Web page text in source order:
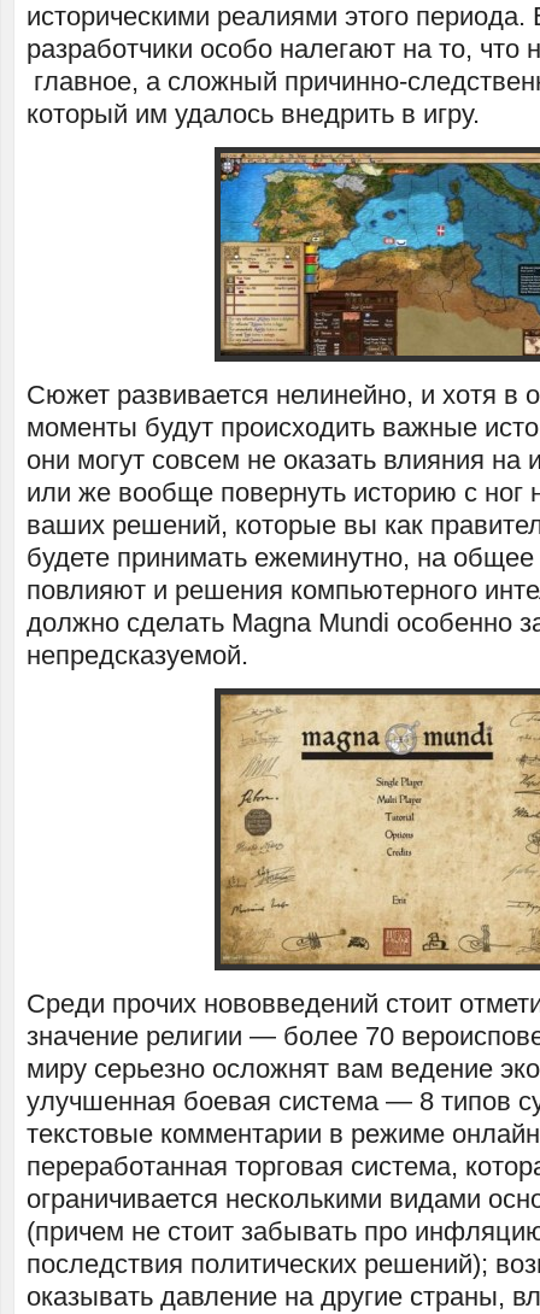
историческими реалиями этого периода.
разработчики особо налегают на то, что
главное, а сложный причинно-
который им удалось внедрить в игру.
Сюжет развивается нелинейно, и хотя в
моменты будут происходить важные
они могут совсем не оказать влияния на
или же вообще повернуть историю с ног
ваших решений, которые вы как
будете принимать ежеминутно, на
повлияют и решения компьютерного
должно сделать Magna Mundi особенно
непредсказуемой.
Среди прочих нововведений стоит
значение религии — более 70
миру серьезно осложнят вам ведение
улучшенная боевая система — 8 типов
текстовые комментарии в режиме
переработанная торговая система,
ограничивается несколькими видами
(причем не стоит забывать про
последствия политических решений);
оказывать давление на другие страны,